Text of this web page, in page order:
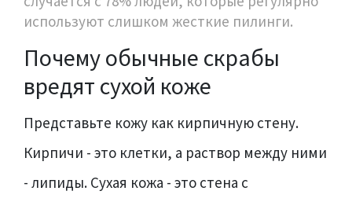
используют слишком жесткие пилинги.
Почему обычные скрабы
вредят сухой коже
Представьте кожу как кирпичную стену.
Кирпичи - это клетки, а раствор между ними
- липиды. Сухая кожа - это стена с